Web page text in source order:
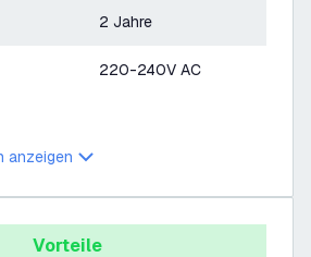
2 Jahre
220-240V AC
anzeigen
Vorteile